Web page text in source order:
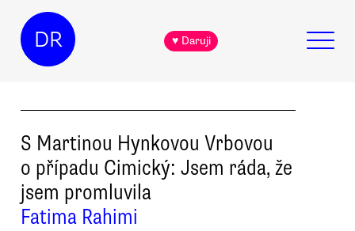
DR ♥ Daruji
S Martinou Hynkovou Vrbovou
o případu Cimický: Jsem ráda, že
jsem promluvila
Fatima Rahimi